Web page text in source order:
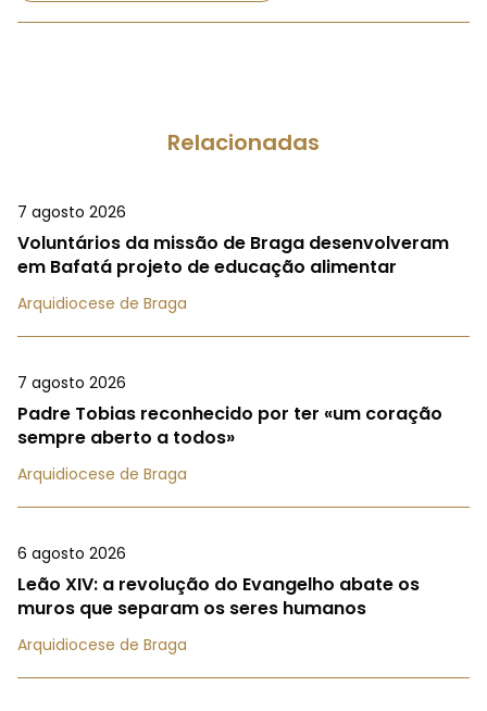
Relacionadas
7 agosto 2026
Voluntários da missão de Braga desenvolveram
em Bafatá projeto de educação alimentar
Arquidiocese de Braga
7 agosto 2026
Padre Tobias reconhecido por ter «um coração
sempre aberto a todos»
Arquidiocese de Braga
6 agosto 2026
Leão XIV: a revolução do Evangelho abate os
muros que separam os seres humanos
Arquidiocese de Braga